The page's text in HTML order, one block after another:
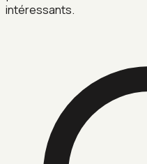
intéressants.